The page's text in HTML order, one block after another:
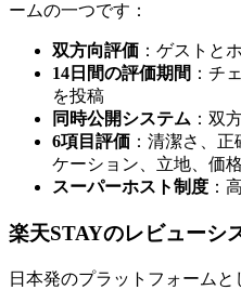
ームの一つです：
双方向評価 ：ゲストと
14日間の評価期間 ：チ
を投稿
同時公開システム ：双
6項目評価 ：清潔さ、
ケーション、立地、価格
スーパーホスト制度 ：
楽天STAYのレビューシ
日本発のプラットフォーム